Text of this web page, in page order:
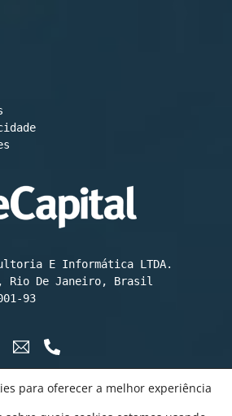
E Informática LTDA.
Rio De Janeiro, Brasil
93
para oferecer a melhor experiência